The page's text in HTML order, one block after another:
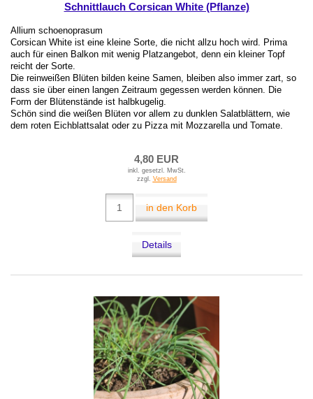
Schnittlauch Corsican White (Pflanze)
Allium schoenoprasum
Corsican White ist eine kleine Sorte, die nicht allzu hoch wird. Prima
auch für einen Balkon mit wenig Platzangebot, denn ein kleiner Topf
reicht der Sorte.
Die reinweißen Blüten bilden keine Samen, bleiben also immer zart, so
dass sie über einen langen Zeitraum gegessen werden können. Die
Form der Blütenstände ist halbkugelig.
Schön sind die weißen Blüten vor allem zu dunklen Salatblättern, wie
dem roten Eichblattsalat oder zu Pizza mit Mozzarella und Tomate.
4,80 EUR
inkl. gesetzl. MwSt.
zzgl. Versand
in den Korb
Details